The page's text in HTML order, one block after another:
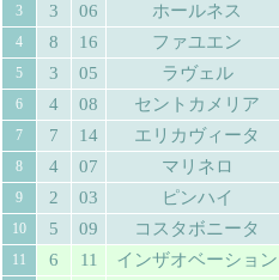
3 3 06 ホールネス
4 8 16 ファユエン
5 3 05 ラヴェル
6 4 08 セントカメリア
7 7 14 エリカヴィータ
8 4 07 マリネロ
9 2 03 ピンハイ
10 5 09 コスタボニータ
11 6 11 インザオベーション